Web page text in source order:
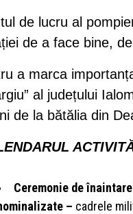
de lucru al
de a face bine,
a marca
al județului
de la bătălia din
Ceremonie de
– cadrele